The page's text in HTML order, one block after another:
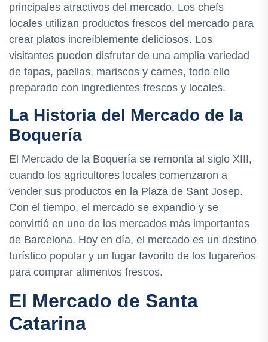
principales atractivos del mercado. Los chefs
locales utilizan productos frescos del mercado para
crear platos increíblemente deliciosos. Los
visitantes pueden disfrutar de una amplia variedad
de tapas, paellas, mariscos y carnes, todo ello
preparado con ingredientes frescos y locales.
La Historia del Mercado de la
Boquería
El Mercado de la Boquería se remonta al siglo XIII,
cuando los agricultores locales comenzaron a
vender sus productos en la Plaza de Sant Josep.
Con el tiempo, el mercado se expandió y se
convirtió en uno de los mercados más importantes
de Barcelona. Hoy en día, el mercado es un destino
turístico popular y un lugar favorito de los lugareños
para comprar alimentos frescos.
El Mercado de Santa
Catarina